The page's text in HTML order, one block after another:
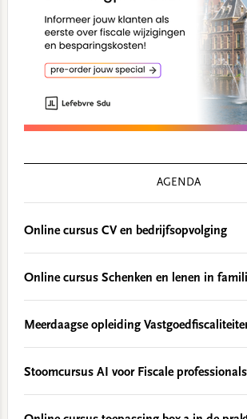
AGENDA
Online cursus CV en bedrijfsopvolging
Online cursus Schenken en lenen in
Meerdaagse opleiding
Stoomcursus AI voor Fiscale professionals